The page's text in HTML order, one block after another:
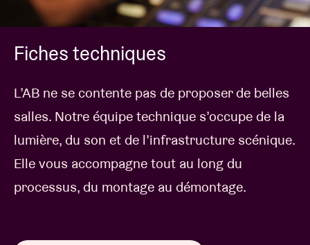
Fiches techniques
L’AB ne se contente pas de proposer de belles
salles. Notre équipe technique s’occupe de la
lumière, du son et de l’infrastructure scénique.
Elle vous accompagne tout au long du
processus, du montage au démontage.